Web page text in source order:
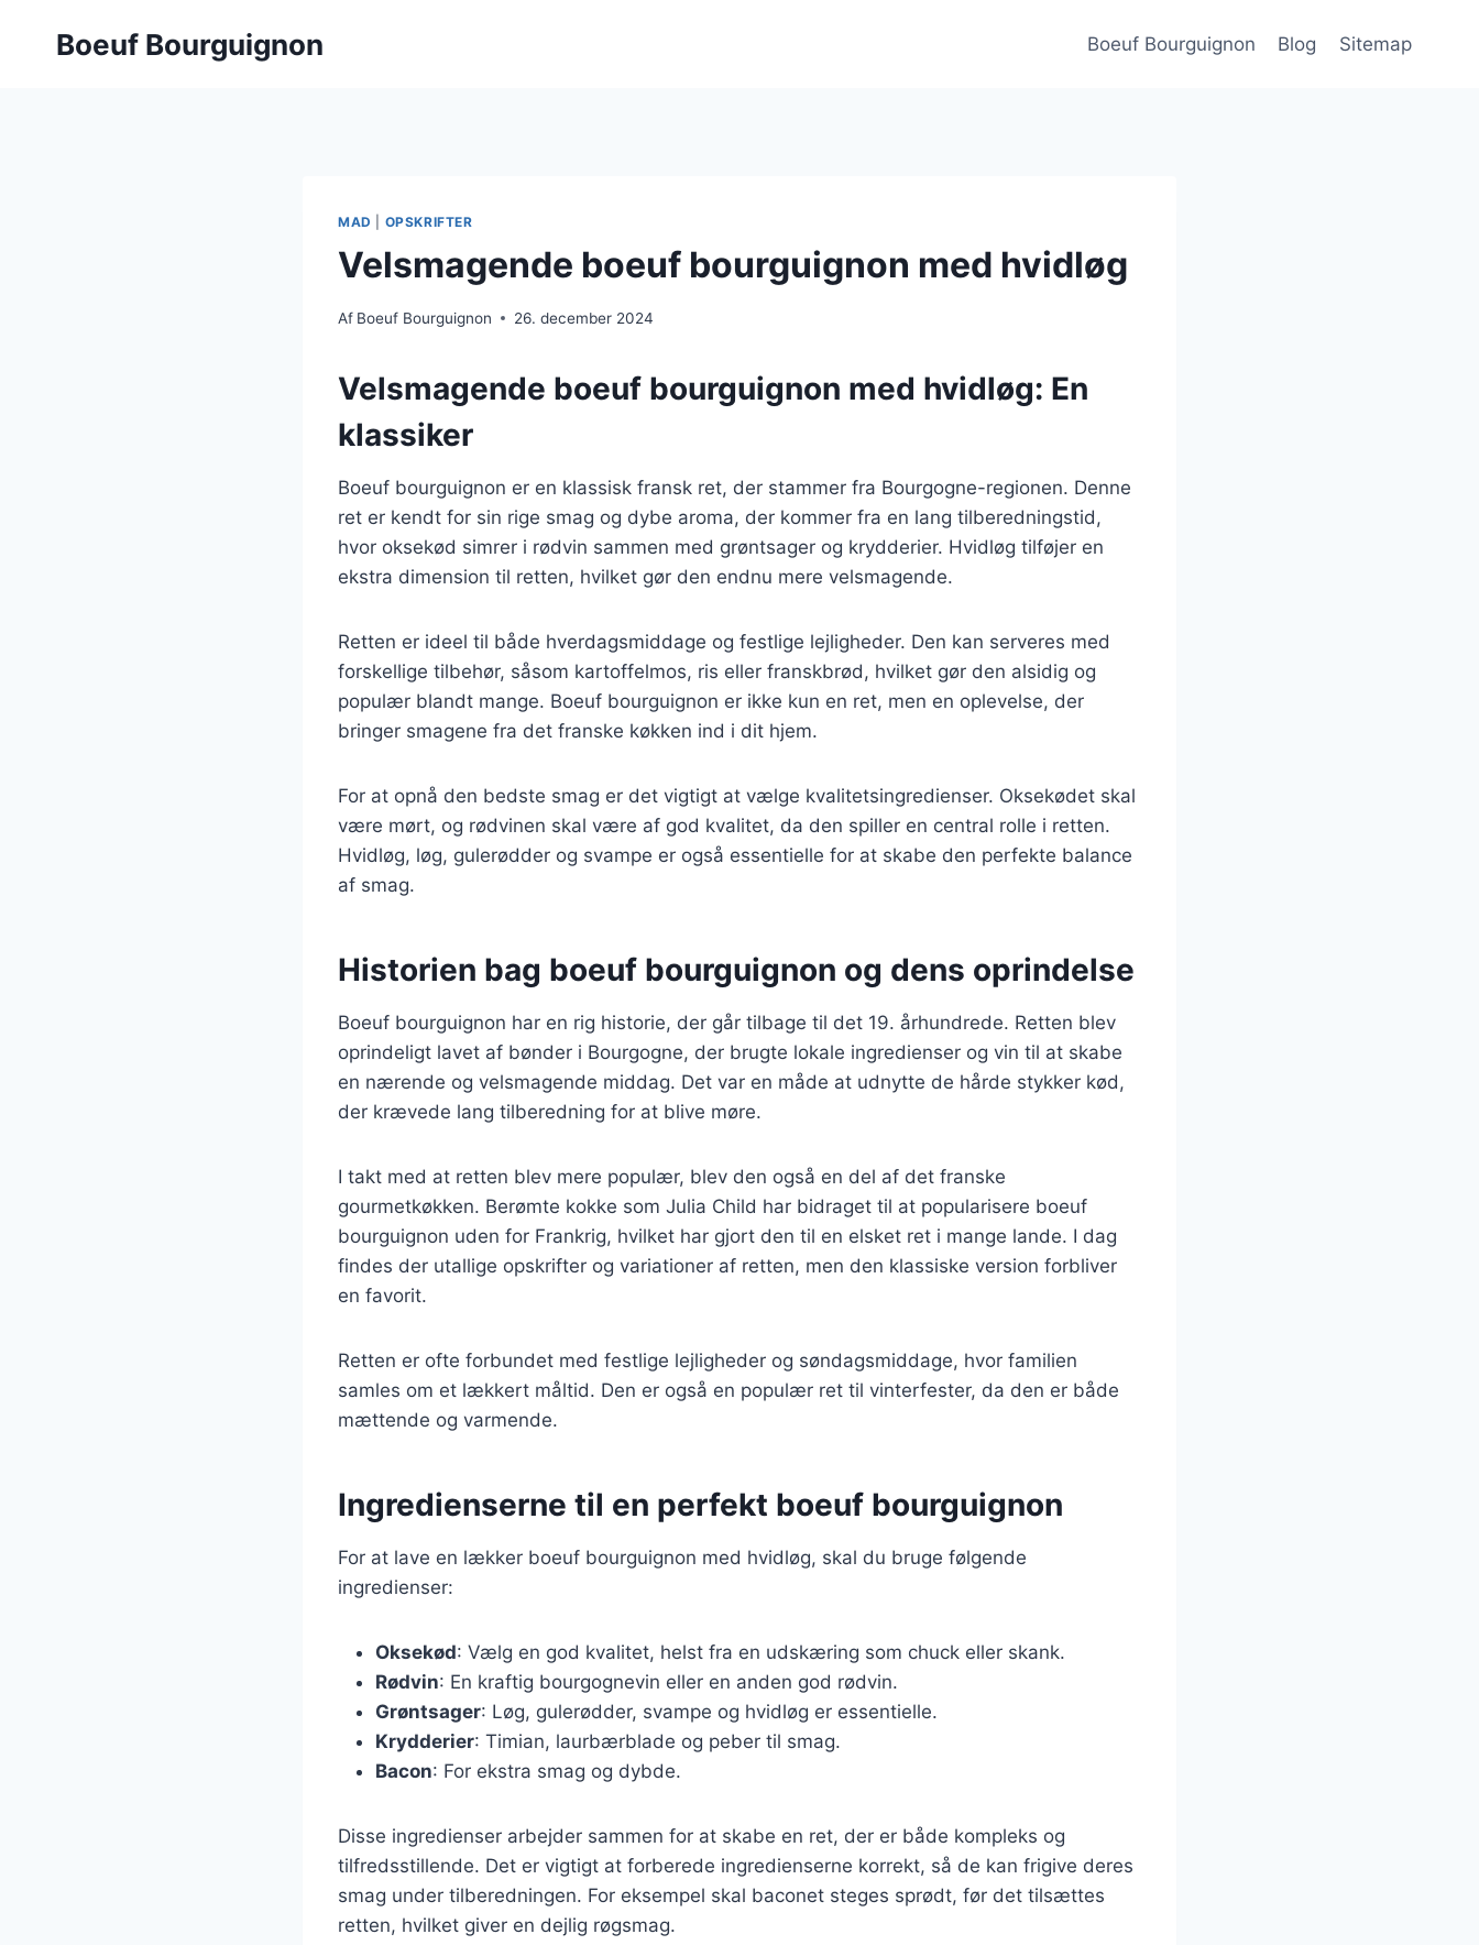
Boeuf Bourguignon Boeuf Bourguignon Blog Sitemap
MAD OPSKRIFTER
Velsmagende boeuf bourguignon med hvidløg
Af Boeuf Bourguignon 26. december 2024
Velsmagende boeuf bourguignon med hvidløg: En
klassiker
Boeuf bourguignon er en klassisk fransk ret, der stammer fra Bourgogne-regionen. Denne
ret er kendt for sin rige smag og dybe aroma, der kommer fra en lang tilberedningstid,
hvor oksekød simrer i rødvin sammen med grøntsager og krydderier. Hvidløg tilføjer en
ekstra dimension til retten, hvilket gør den endnu mere velsmagende.
Retten er ideel til både hverdagsmiddage og festlige lejligheder. Den kan serveres med
forskellige tilbehør, såsom kartoffelmos, ris eller franskbrød, hvilket gør den alsidig og
populær blandt mange. Boeuf bourguignon er ikke kun en ret, men en oplevelse, der
bringer smagene fra det franske køkken ind i dit hjem.
For at opnå den bedste smag er det vigtigt at vælge kvalitetsingredienser. Oksekødet skal
være mørt, og rødvinen skal være af god kvalitet, da den spiller en central rolle i retten.
Hvidløg, løg, gulerødder og svampe er også essentielle for at skabe den perfekte balance
af smag.
Historien bag boeuf bourguignon og dens oprindelse
Boeuf bourguignon har en rig historie, der går tilbage til det 19. århundrede. Retten blev
oprindeligt lavet af bønder i Bourgogne, der brugte lokale ingredienser og vin til at skabe
en nærende og velsmagende middag. Det var en måde at udnytte de hårde stykker kød,
der krævede lang tilberedning for at blive møre.
I takt med at retten blev mere populær, blev den også en del af det franske
gourmetkøkken. Berømte kokke som Julia Child har bidraget til at popularisere boeuf
bourguignon uden for Frankrig, hvilket har gjort den til en elsket ret i mange lande. I dag
findes der utallige opskrifter og variationer af retten, men den klassiske version forbliver
en favorit.
Retten er ofte forbundet med festlige lejligheder og søndagsmiddage, hvor familien
samles om et lækkert måltid. Den er også en populær ret til vinterfester, da den er både
mættende og varmende.
Ingredienserne til en perfekt boeuf bourguignon
For at lave en lækker boeuf bourguignon med hvidløg, skal du bruge følgende
ingredienser:
Oksekød: Vælg en god kvalitet, helst fra en udskæring som chuck eller skank.
Rødvin: En kraftig bourgognevin eller en anden god rødvin.
Grøntsager: Løg, gulerødder, svampe og hvidløg er essentielle.
Krydderier: Timian, laurbærblade og peber til smag.
Bacon: For ekstra smag og dybde.
Disse ingredienser arbejder sammen for at skabe en ret, der er både kompleks og
tilfredsstillende. Det er vigtigt at forberede ingredienserne korrekt, så de kan frigive deres
smag under tilberedningen. For eksempel skal baconet steges sprødt, før det tilsættes
retten, hvilket giver en dejlig røgsmag.